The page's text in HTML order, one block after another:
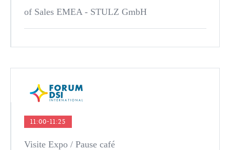
of Sales EMEA - STULZ GmbH
11:00-11:25
Visite Expo / Pause café